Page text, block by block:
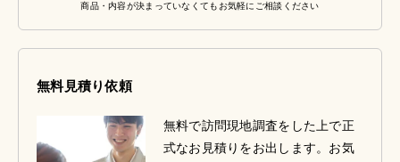
商品・内容が決まっていなくてもお気軽にご相談ください
無料見積り依頼
無料で訪問現地調査をした上で正
式なお見積りをお出します。お気